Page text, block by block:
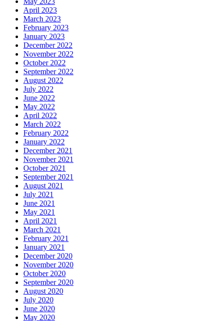
April 2023
March 2023
February 2023
January 2023
December 2022
November 2022
October 2022
September 2022
August 2022
July 2022
June 2022
May 2022
April 2022
March 2022
February 2022
January 2022
December 2021
November 2021
October 2021
September 2021
August 2021
July 2021
June 2021
May 2021
April 2021
March 2021
February 2021
January 2021
December 2020
November 2020
October 2020
September 2020
August 2020
July 2020
June 2020
May 2020